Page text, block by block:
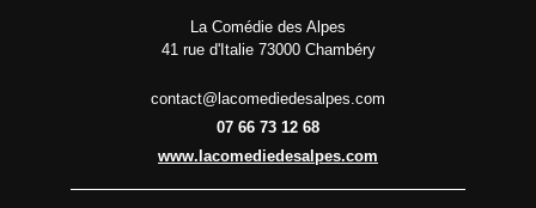
La Comédie des Alpes
41 rue d'Italie 73000 Chambéry
contact@lacomediedesalpes.com
07 66 73 12 68
www.lacomediedesalpes.com